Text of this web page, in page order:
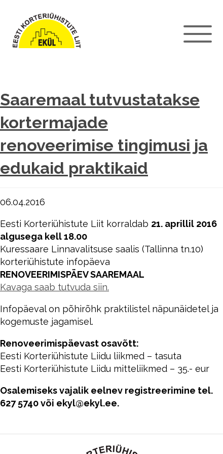
Saaremaal tutvustatakse
kortermajade
renoveerimise tingimusi ja
edukaid praktikaid
06.04.2016
Eesti Korteriühistute Liit korraldab 21. aprillil 2016
algusega kell 18.00
Kuressaare Linnavalitsuse saalis (Tallinna tn.10)
korteriühistute infopäeva
RENOVEERIMISPÄEV SAAREMAAL
Kavaga saab tutvuda siin.
Infopäeval on põhirõhk praktilistel näpunäidetel ja
kogemuste jagamisel.
Renoveerimispäevast osavõtt:
Eesti Korteriühistute Liidu liikmed – tasuta
Eesti Korteriühistute Liidu mitteliikmed – 35.- eur
Osalemiseks vajalik eelnev registreerimine tel.
627 5740 või ekyl@ekyl.ee.